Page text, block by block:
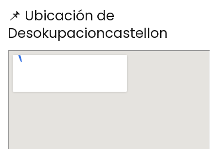
📌 Ubicación de
Desokupacioncastellon